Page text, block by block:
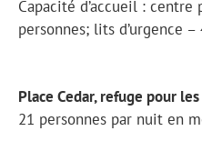
Capacité d’accueil :
personnes; lits d’urgence –
Place Cedar, refuge pour
21 personnes par nuit en